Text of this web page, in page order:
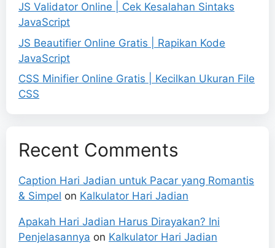
JS Validator Online | Cek Kesalahan Sintaks
JavaScript
JS Beautifier Online Gratis | Rapikan Kode
JavaScript
CSS Minifier Online Gratis | Kecilkan Ukuran File
CSS
Recent Comments
Caption Hari Jadian untuk Pacar yang Romantis
& Simpel on Kalkulator Hari Jadian
Apakah Hari Jadian Harus Dirayakan? Ini
Penjelasannya on Kalkulator Hari Jadian